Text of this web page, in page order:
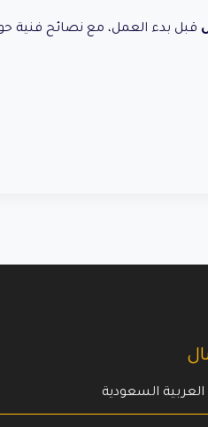
قبل بدء العمل، مع نصائح فنية
السعودية